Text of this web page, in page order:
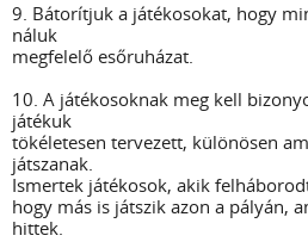
9. Bátorítjuk a játékosokat, hogy
náluk
megfelelő esőruházat.
10. A játékosoknak meg kell
játékuk
tökéletesen tervezett, különösen
játszanak.
Ismertek játékosok, akik
hogy más is játszik azon a pályán,
hittek.